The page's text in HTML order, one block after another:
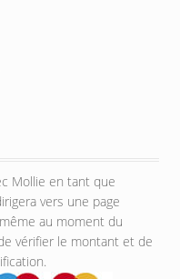
Mollie en tant que
vers une page
au moment du
vérifier le montant et de